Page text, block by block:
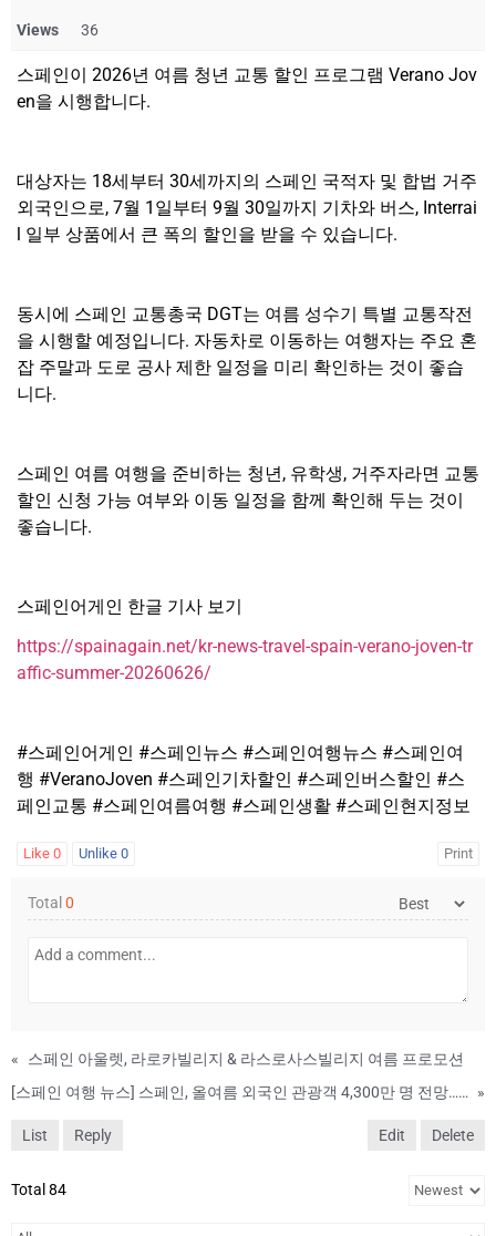
Views 36
스페인이 2026년 여름 청년 교통 할인 프로그램 Verano Jov
en을 시행합니다.
대상자는 18세부터 30세까지의 스페인 국적자 및 합법 거주
외국인으로, 7월 1일부터 9월 30일까지 기차와 버스, Interrai
l 일부 상품에서 큰 폭의 할인을 받을 수 있습니다.
동시에 스페인 교통총국 DGT는 여름 성수기 특별 교통작전
을 시행할 예정입니다. 자동차로 이동하는 여행자는 주요 혼
잡 주말과 도로 공사 제한 일정을 미리 확인하는 것이 좋습
니다.
스페인 여름 여행을 준비하는 청년, 유학생, 거주자라면 교통
할인 신청 가능 여부와 이동 일정을 함께 확인해 두는 것이
좋습니다.
스페인어게인 한글 기사 보기
https://spainagain.net/kr-news-travel-spain-verano-joven-tr
affic-summer-20260626/
#스페인어게인 #스페인뉴스 #스페인여행뉴스 #스페인여
행 #VeranoJoven #스페인기차할인 #스페인버스할인 #스
페인교통 #스페인여름여행 #스페인생활 #스페인현지정보
Like 0 Unlike 0 Print
Total0
«
스페인 아울렛, 라로카빌리지 & 라스로사스빌리지 여름 프로모션
[스페인 여행 뉴스] 스페인, 올여름 외국인 관광객 4,300만 명 전망…관광지출 640억 유로 예상
»
List Reply Edit Delete
Total 84